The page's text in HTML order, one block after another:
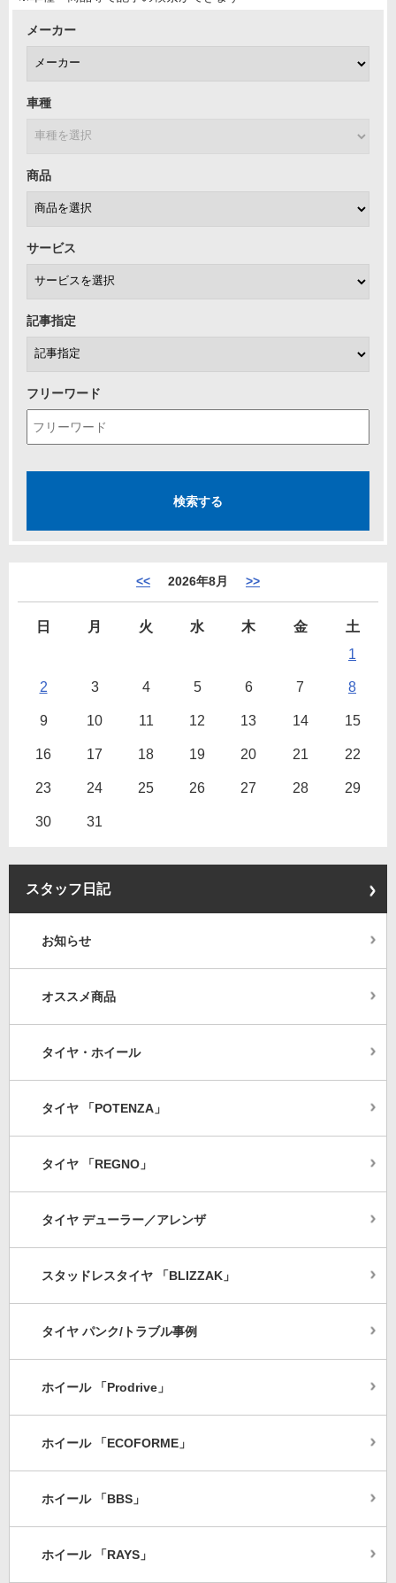
メーカー
車種
商品
サービス
記事指定
フリーワード
<< 2026年8月 >>
日 月 火 水 木 金
土
1
2 3 4 5 6 7 8
9 10 11 12 13 14 15
16 17 18 19 20 21 22
23 24 25 26 27 28 29
30 31
スタッフ日記
お知らせ
オススメ商品
タイヤ・ホイール
タイヤ 「POTENZA」
タイヤ 「REGNO」
タイヤ デューラー／アレンザ
スタッドレスタイヤ 「BLIZZAK」
タイヤ パンク/トラブル事例
ホイール 「Prodrive」
ホイール 「ECOFORME」
ホイール 「BBS」
ホイール 「RAYS」